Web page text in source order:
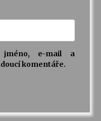
jméno, e-mail a
komentáře.